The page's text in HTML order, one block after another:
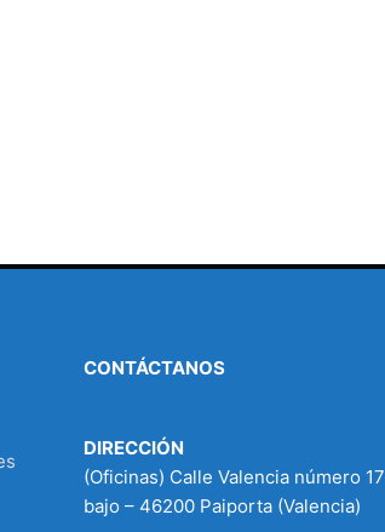
CONTÁCTANOS
DIRECCIÓN
(Oficinas) Calle Valencia número 17
bajo – 46200 Paiporta (Valencia)